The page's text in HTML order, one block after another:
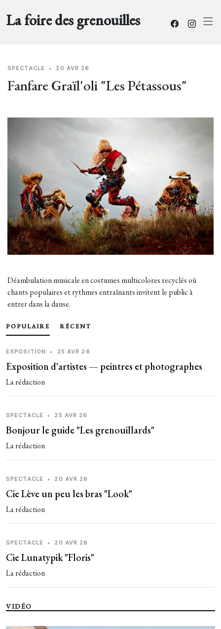
La foire des grenouilles
SPECTACLE • 20 AVR 26
Fanfare Graïl'oli "Les Pétassous"
Déambulation musicale en costumes multicolores recyclés où
chants populaires et rythmes entraînants invitent le public à
entrer dans la danse.
POPULAIRE RÉCENT
EXPOSITION • 25 AVR 26
Exposition d'artistes — peintres et photographes
La rédaction
SPECTACLE • 25 AVR 26
Bonjour le guide "Les grenouillards"
La rédaction
SPECTACLE • 20 AVR 26
Cie Lève un peu les bras "Look"
La rédaction
SPECTACLE • 20 AVR 26
Cie Lunatypik "Floris"
La rédaction
VIDÉO